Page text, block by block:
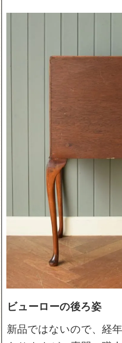
ビューローの後ろ姿
新品ではないので、経